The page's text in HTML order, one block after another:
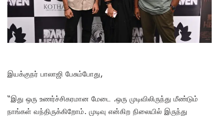
இயக்குநர் பாலாஜி பேசும்போது,
“இது ஒரு உணர்ச்சிகரமான மேடை .ஒரு முடிவிலிருந்து மீண்டும்
நாங்கள் வந்திருக்கிறோம். முடிவு என்கிற நிலையில் இருந்து